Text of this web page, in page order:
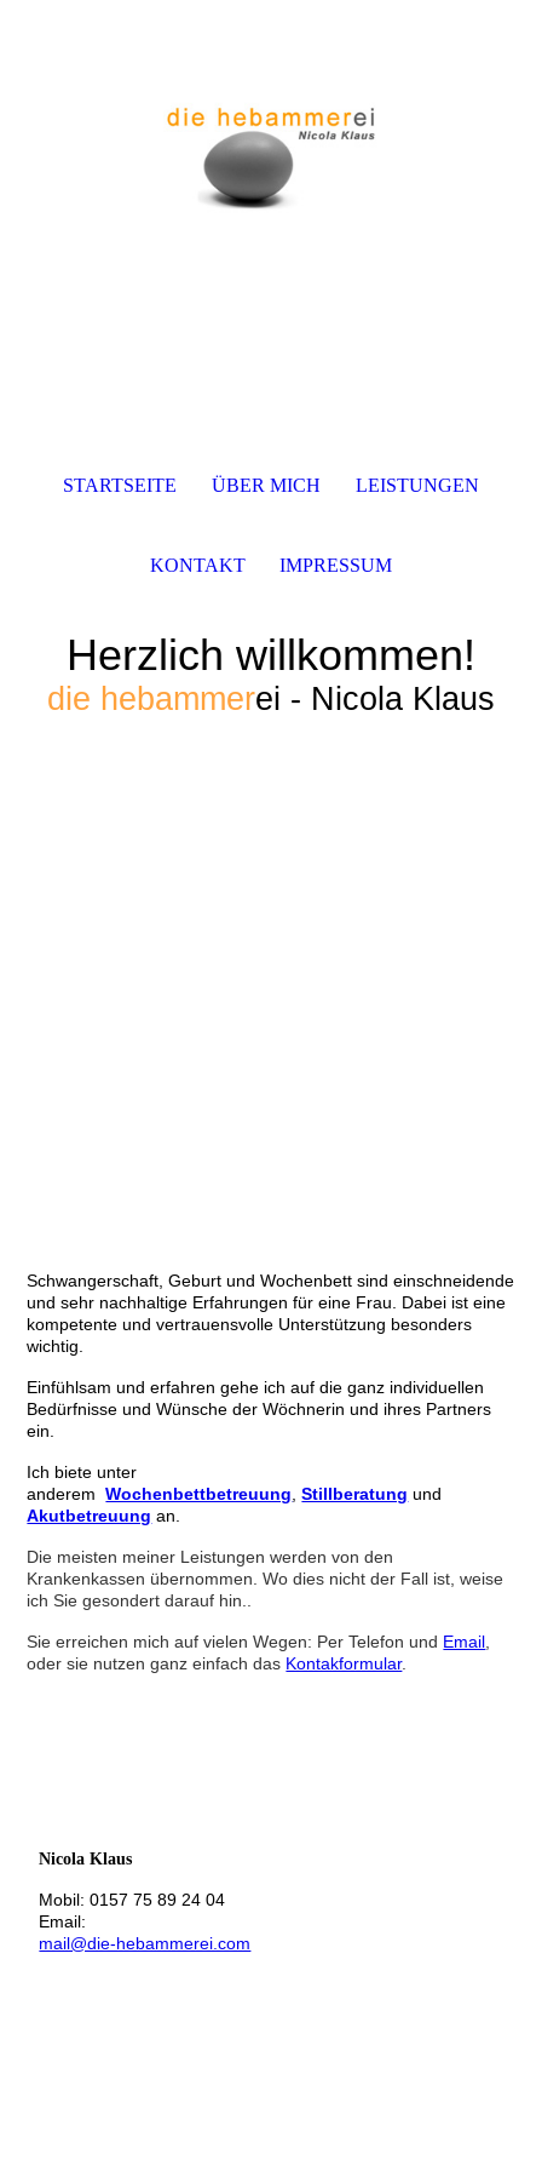
Herzlich willkommen!
die hebammerei - Nicola Klaus
Schwangerschaft, Geburt und Wochenbett sind einschneidende
und sehr nachhaltige Erfahrungen für eine Frau. Dabei ist eine
kompetente und vertrauensvolle Unterstützung besonders
wichtig.
Einfühlsam und erfahren gehe ich auf die ganz individuellen
Bedürfnisse und Wünsche der Wöchnerin und ihres Partners
ein.
Ich biete unter
anderemWochenbettbetreuung ,Stillberatung und
Akutbetreuung an.
Die meisten meiner Leistungen werden von den
Krankenkassen übernommen. Wo dies nicht der Fall ist, weise
ich Sie gesondert darauf hin..
Sie erreichen mich auf vielen Wegen: Per Telefon und Email
oder sie nutzen ganz einfach das Kontakformular.
Nicola Klaus
Mobil: 0157 75 89 24 04
Email:
mail@die-hebammerei.com
STARTSEITE ÜBER MICH LEISTUNGEN
KONTAKT IMPRESSUM